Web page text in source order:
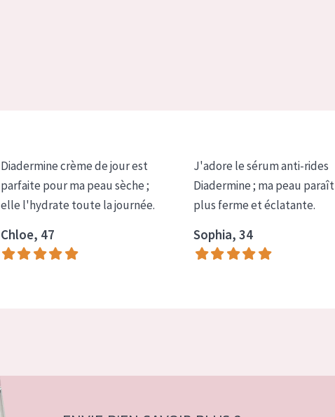
Diadermine crème de jour est
parfaite pour ma peau sèche ;
elle l'hydrate toute la journée.
Chloe, 47
J'adore le sérum anti-rides
Diadermine ; ma peau paraît
plus ferme et éclatante.
Sophia, 34